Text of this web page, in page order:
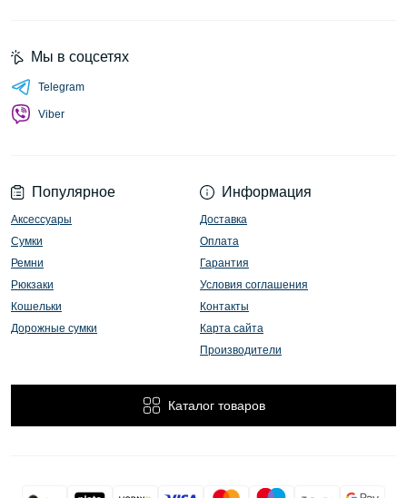
Популярное
Аксессуары
Сумки
Ремни
Рюкзаки
Кошельки
Дорожные сумки
Информация
Доставка
Оплата
Гарантия
Условия соглашения
Контакты
Карта сайта
Производители
Каталог товаров
Мы в соцсетях
Telegram
Viber